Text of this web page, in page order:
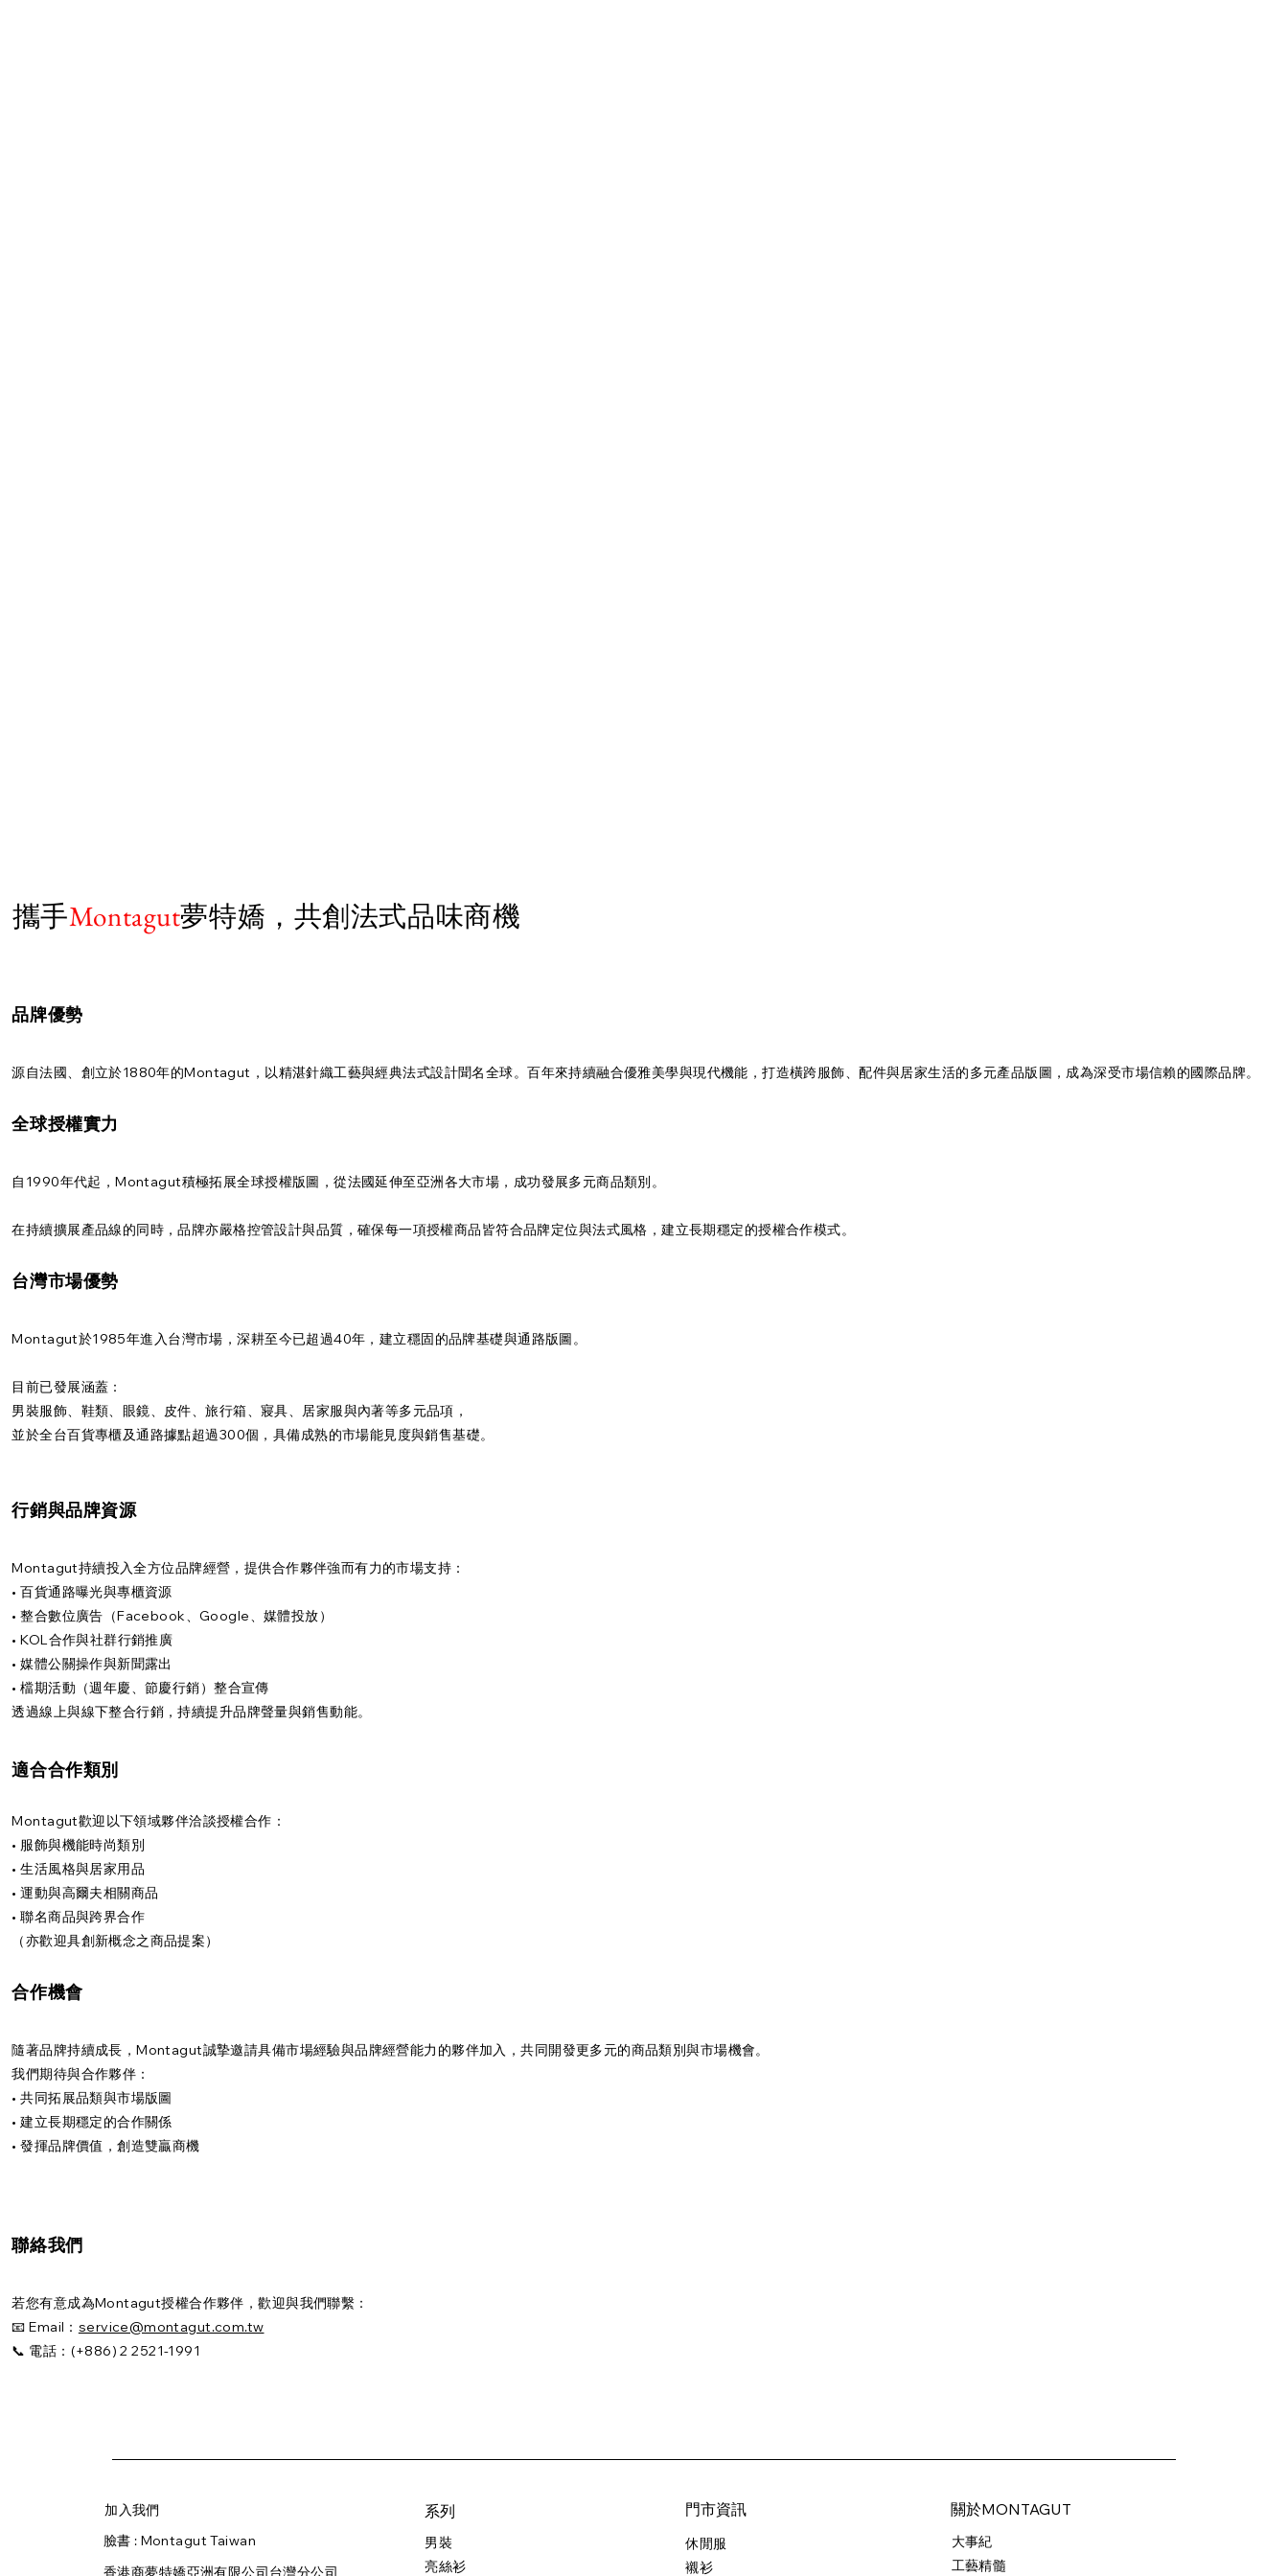
攜手Montagut夢特嬌，共創法式品味商機
品牌優勢
源自法國、創立於1880年的Montagut，以精湛針織工藝與經典法式設計聞名全球。百年來持續融合優雅美學與現代機能，打造橫跨服飾、配件與居家生活的多元產品版圖，成為深受市場信賴的國際品牌。
全球授權實力
自1990年代起，Montagut積極拓展全球授權版圖，從法國延伸至亞洲各大市場，成功發展多元商品類別。
在持續擴展產品線的同時，品牌亦嚴格控管設計與品質，確保每一項授權商品皆符合品牌定位與法式風格，建立長期穩定的授權合作模式。
台灣市場優勢
Montagut於1985年進入台灣市場，深耕至今已超過40年，建立穩固的品牌基礎與通路版圖。
目前已發展涵蓋：
男裝服飾、鞋類、眼鏡、皮件、旅行箱、寢具、居家服與內著等多元品項，
並於全台百貨專櫃及通路據點超過300個，具備成熟的市場能見度與銷售基礎。
行銷與品牌資源
Montagut持續投入全方位品牌經營，提供合作夥伴強而有力的市場支持：
• 百貨通路曝光與專櫃資源
• 整合數位廣告（Facebook、Google、媒體投放）
• KOL合作與社群行銷推廣
• 媒體公關操作與新聞露出
• 檔期活動（週年慶、節慶行銷）整合宣傳
透過線上與線下整合行銷，持續提升品牌聲量與銷售動能。
適合合作類別
Montagut歡迎以下領域夥伴洽談授權合作：
• 服飾與機能時尚類別
• 生活風格與居家用品
• 運動與高爾夫相關商品
• 聯名商品與跨界合作
（亦歡迎具創新概念之商品提案）
合作機會
隨著品牌持續成長，Montagut誠摯邀請具備市場經驗與品牌經營能力的夥伴加入，共同開發更多元的商品類別與市場機會。
我們期待與合作夥伴：
• 共同拓展品類與市場版圖
• 建立長期穩定的合作關係
• 發揮品牌價值，創造雙贏商機
聯絡我們
若您有意成為Montagut授權合作夥伴，歡迎與我們聯繫：
📧 Email： service@montagut.com.tw
📞 電話：(+886) 2 2521-1991
加入我們
臉書 : Montagut Taiwan
香港商夢特嬌亞洲有限公司台灣分公司
系列
男裝
亮絲衫
門市資訊
休閒服
襯衫
關於MONTAGUT
大事紀
工藝精髓